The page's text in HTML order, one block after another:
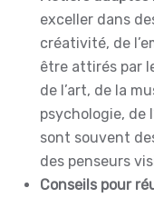
exceller dans
créativité, de
être attirés par
de l’art, de la
psychologie, de
sont souvent
des penseurs
Conseils pour